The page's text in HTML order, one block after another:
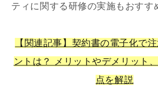
ティに関する研修の実施もおすす
【関連記事】契約書の電子化で
ントは？ メリットやデメリット
点を解説